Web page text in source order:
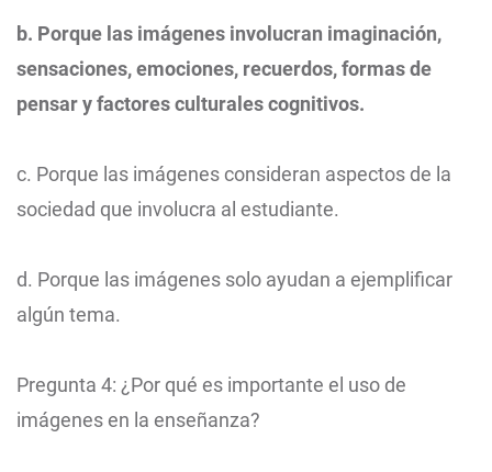
b. Porque las imágenes involucran imaginación,
sensaciones, emociones, recuerdos, formas de
pensar y factores culturales cognitivos.
c. Porque las imágenes consideran aspectos de la
sociedad que involucra al estudiante.
d. Porque las imágenes solo ayudan a ejemplificar
algún tema.
Pregunta 4: ¿Por qué es importante el uso de
imágenes en la enseñanza?